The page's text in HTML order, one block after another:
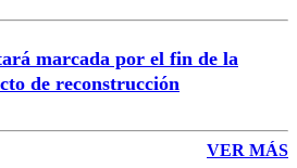
marcada por el fin de la
de reconstrucción
VER MÁS